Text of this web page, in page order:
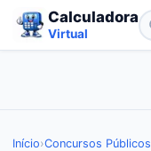
Calculadora
Virtual
Início›Concursos Públicos